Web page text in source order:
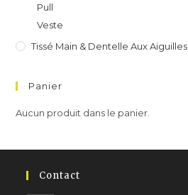
Pull
Veste
Tissé Main & Dentelle Aux Aiguilles
Panier
Aucun produit dans le panier.
Contact